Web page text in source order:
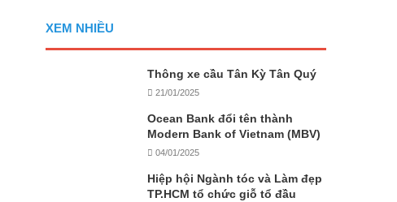
XEM NHIỀU
Thông xe cầu Tân Kỳ Tân Quý
21/01/2025
Ocean Bank đổi tên thành
Modern Bank of Vietnam (MBV)
04/01/2025
Hiệp hội Ngành tóc và Làm đẹp
TP.HCM tổ chức giỗ tổ đầu